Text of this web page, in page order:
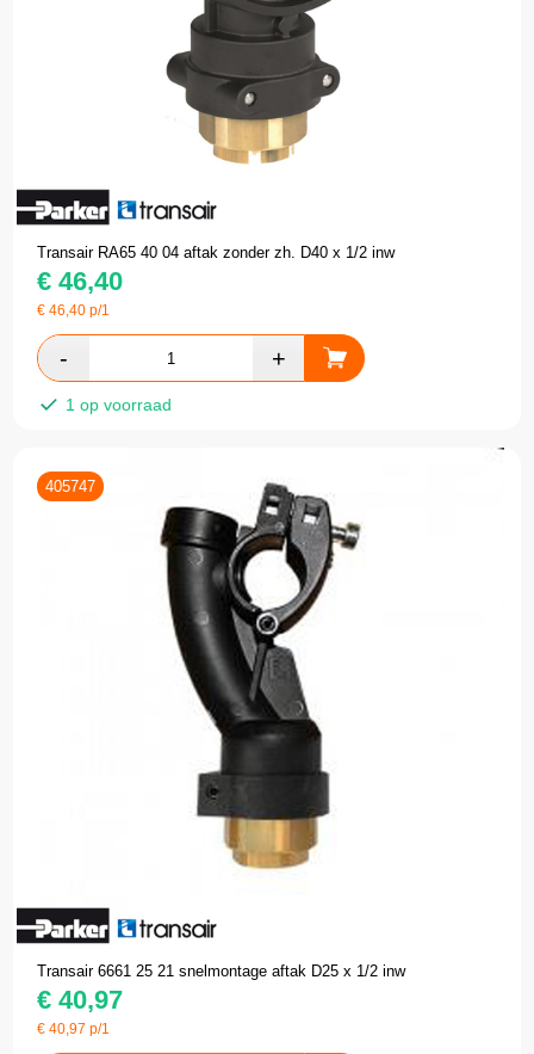
Transair RA65 40 04 aftak zonder zh. D40 x 1/2 inw
€ 46,40
€46,40 p/1
1 op voorraad
405747
Transair 6661 25 21 snelmontage aftak D25 x 1/2 inw
€ 40,97
€40,97 p/1